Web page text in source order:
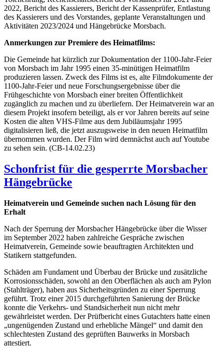
2022, Bericht des Kassierers, Bericht der Kassenprüfer, Entlastung
des Kassierers und des Vorstandes, geplante Veranstaltungen und
Aktivitäten 2023/2024 und Hängebrücke Morsbach.
Anmerkungen zur Premiere des Heimatfilms:
Die Gemeinde hat kürzlich zur Dokumentation der 1100-Jahr-Feier
von Morsbach im Jahr 1995 einen 35-minütigen Heimatfilm
produzieren lassen. Zweck des Films ist es, alte Filmdokumente der
1100-Jahr-Feier und neue Forschungsergebnisse über die
Frühgeschichte von Morsbach einer breiten Öffentlichkeit
zugänglich zu machen und zu überliefern. Der Heimatverein war an
diesem Projekt insofern beteiligt, als er vor Jahren bereits auf seine
Kosten die alten VHS-Filme aus dem Jubiläumsjahr 1995
digitalisieren ließ, die jetzt auszugsweise in den neuen Heimatfilm
übernommen wurden. Der Film wird demnächst auch auf Youtube
zu sehen sein. (CB-14.02.23)
Schonfrist für die gesperrte Morsbacher
Hängebrücke
Heimatverein und Gemeinde suchen nach Lösung für den
Erhalt
Nach der Sperrung der Morsbacher Hängebrücke über die Wisser
im September 2022 haben zahlreiche Gespräche zwischen
Heimatverein, Gemeinde sowie beauftragten Architekten und
Statikern stattgefunden.
Schäden am Fundament und Überbau der Brücke und zusätzliche
Korrosionsschäden, sowohl an den Oberflächen als auch am Pylon
(Stahlträger), haben aus Sicherheitsgründen zu einer Sperrung
geführt. Trotz einer 2015 durchgeführten Sanierung der Brücke
konnte die Verkehrs- und Standsicherheit nun nicht mehr
gewährleistet werden. Der Prüfbericht eines Gutachters hatte einen
„ungenügenden Zustand und erhebliche Mängel“ und damit den
schlechtesten Zustand des geprüften Bauwerks in Morsbach
attestiert.